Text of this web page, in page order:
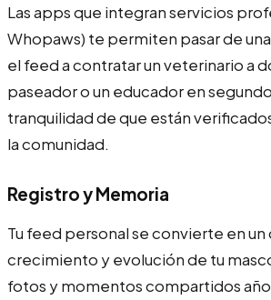
Las apps que integran servicios
Whopaws) te permiten pasar de
el feed a contratar un veterinario a
paseador o un educador en
tranquilidad de que están
la comunidad.
Registro y Memoria
Tu feed personal se convierte en un
crecimiento y evolución de tu
fotos y momentos compartidos